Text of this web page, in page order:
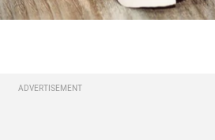
ADVERTISEMENT